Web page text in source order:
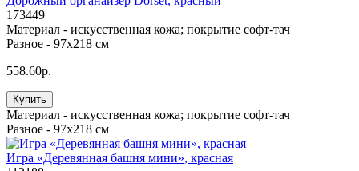
173449
Материал - искусственная кожа; покрытие софт-тач
Разное - 97х218 см
558.60р.
Купить
Материал - искусственная кожа; покрытие софт-тач
Разное - 97х218 см
Игра «Деревянная башня мини», красная